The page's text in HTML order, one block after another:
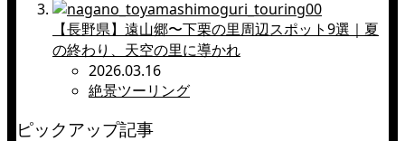
【長野県】遠山郷〜下栗の里周辺スポット9選｜夏
の終わり、天空の里に導かれ
2026.03.16
絶景ツーリング
ピックアップ記事